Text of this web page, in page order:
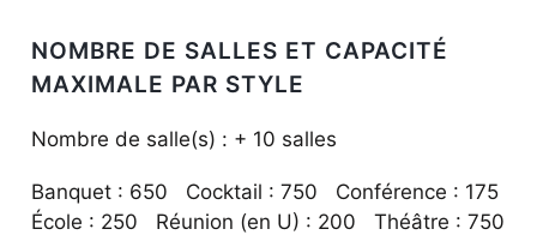
NOMBRE DE SALLES ET CAPACITÉ
MAXIMALE PAR STYLE
Nombre de salle(s) : + 10 salles
Banquet : 650 Cocktail : 750 Conférence : 175
École : 250 Réunion (en U) : 200 Théâtre : 750